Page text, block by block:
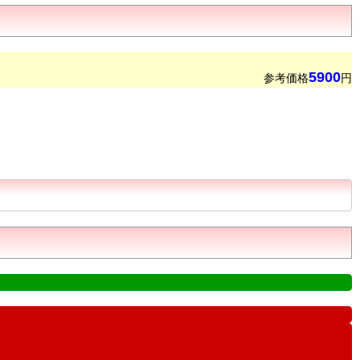
参考価格5900円